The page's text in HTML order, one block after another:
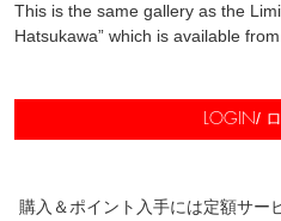
This is the same gallery as the
Hatsukawa” which is available
LOGIN/
購入＆ポイント入手には定額サー